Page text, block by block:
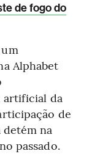
de fogo do
Alphabet
artificial da
de
detém na
passado.